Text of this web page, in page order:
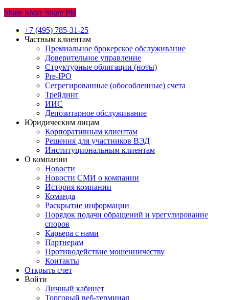
Share
Share Share Share Pin
Close
Menu
+7 (495) 785-31-25
Частным клиентам
Премиальное брокерское обслуживание
Доверительное управление
Структурные облигации (ноты)
Pre-IPO
Сегрегированные (обособленные) счета
Трейдинг
ИИС
Депозитарное обслуживание
Юридическим лицам
Корпоративным клиентам
Решения для участников ВЭД
Институциональным клиентам
О компании
Новости
Новости СМИ о компании
История компании
Команда
Раскрытие информации
Порядок подачи обращений и урегулирование
споров
Карьера с нами
Партнерам
Противодействие мошенничеству
Контакты
Открыть счет
Войти
Личный кабинет
Торговый веб-терминал